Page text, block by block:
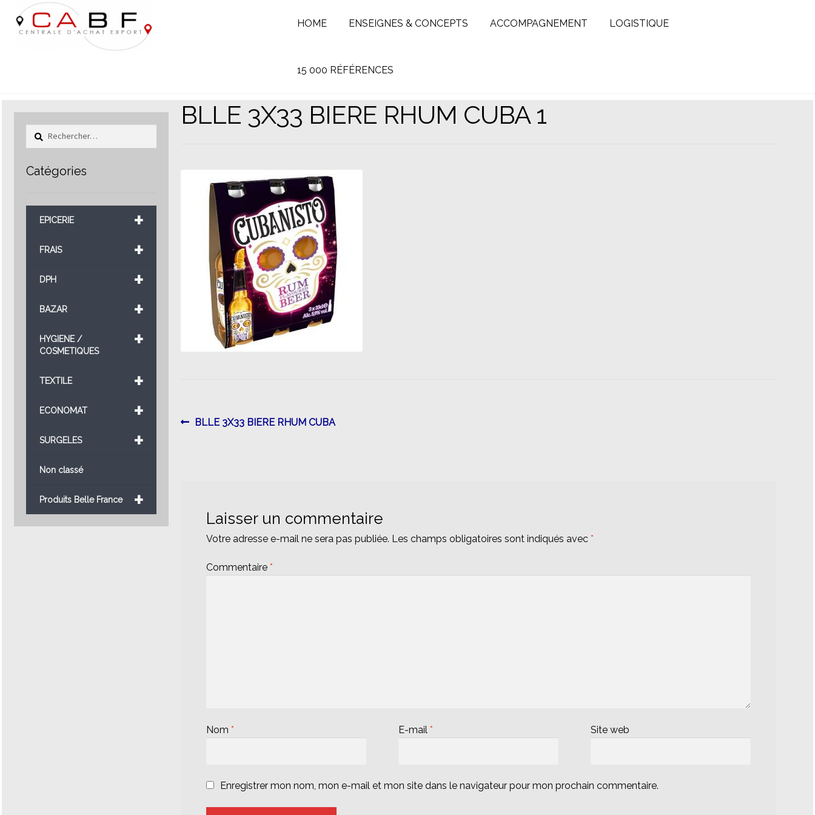
Aller
à
la
Aller
au
contenu
HOME ENSEIGNES & CONCEPTS ACCOMPAGNEMENT LOGISTIQUE
15 000 RÉFÉRENCES
BLLE 3X33 BIERE RHUM CUBA 1
Navigation
Article
BLLE 3X33 BIERE RHUM CUBA
Laisser un commentaire
Votre adresse e-mail ne sera pas publiée. Les champs obligatoires sont indiqués avec *
Commentaire *
Nom * E-mail * Site web
Enregistrer mon nom, mon e-mail et mon site dans le navigateur pour mon prochain commentaire.
Rechercher :
Catégories
+
EPICERIE
+
FRAIS
+
DPH
+
BAZAR
+
HYGIENE /
COSMETIQUES
+
TEXTILE
+
ECONOMAT
+
SURGELES
Non classé
+
Produits Belle France